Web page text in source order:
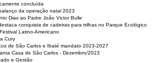
concluída
da operação natal 2023
Dias ao Padre João Victor Bulle
conquista de cadeiras para trilhas no Parque Ecológico
Latino-Americano
Cury
de São Carlos e Ibaté mandato 2023-2027
Casa de São Carlos - Dezembro/2023
e Gestão